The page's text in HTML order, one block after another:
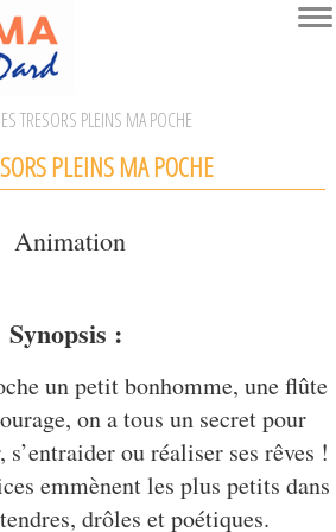
Evènements
Ciné bambins
Fête du Cinéma 2026
Ciné Débat
nos programmes
Scolaires
: Ciné Bambins
Infos pratiques
TRESORS PLEINS MA POCHE
PLEINS MA POCHE
Animation
Synopsis :
un petit bonhomme, une flûte
on a tous un secret pour
ou réaliser ses rêves !
emmènent les plus petits dans
drôles et poétiques.